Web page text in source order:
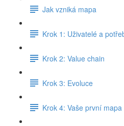
Jak vzniká mapa
Krok 1: Uživatelé a
Krok 2: Value chain
Krok 3: Evoluce
Krok 4: Vaše první mapa